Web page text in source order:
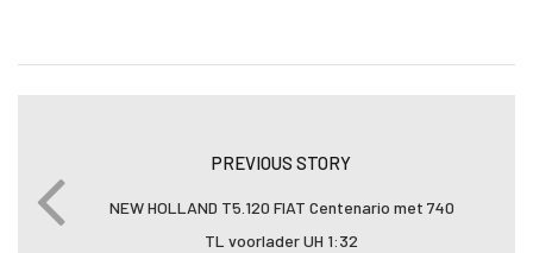
PREVIOUS STORY
NEW HOLLAND T5.120 FIAT Centenario met 740
TL voorlader UH 1:32